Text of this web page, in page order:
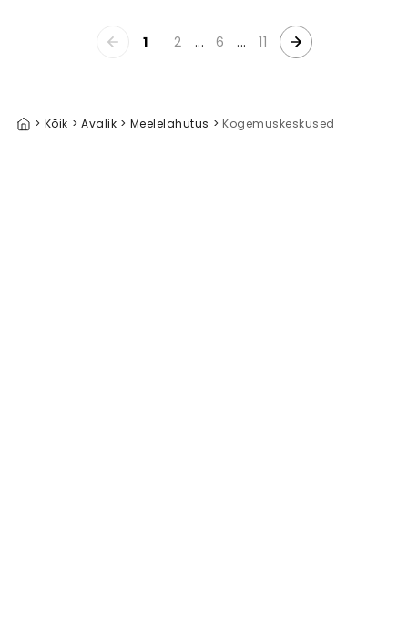
1 2 ... 6 ... 11
> Kõik > Avalik > Meelelahutus > Kogemuskeskused